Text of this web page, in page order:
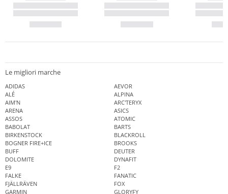
Le migliori marche
ADIDAS
AEVOR
ALÉ
ALPINA
AIM'N
ARC'TERYX
ARENA
ASICS
ASSOS
ATOMIC
BABOLAT
BARTS
BIRKENSTOCK
BLACKROLL
BOGNER FIRE+ICE
BROOKS
BUFF
DEUTER
DOLOMITE
DYNAFIT
E9
F2
FALKE
FANATIC
FJÄLLRÄVEN
FOX
GARMIN
GLORYFY